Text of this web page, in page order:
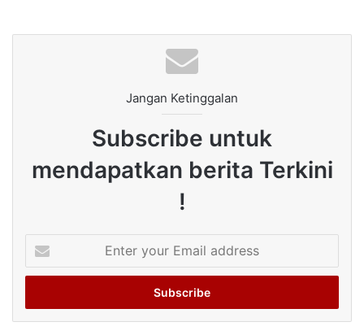
Jangan Ketinggalan
Subscribe untuk
mendapatkan berita Terkini
!
your
Email